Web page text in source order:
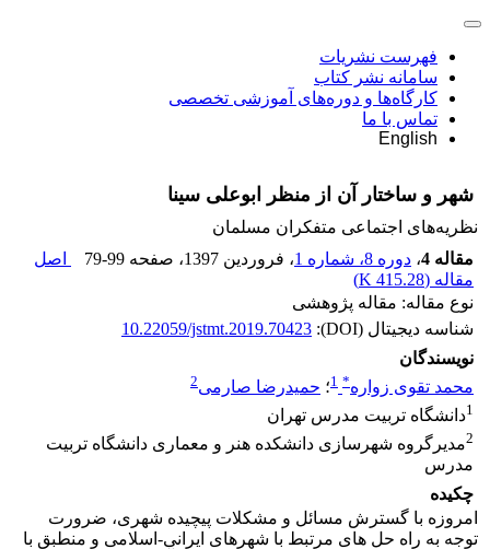
فهرست نشریات
سامانه نشر کتاب
کارگاه‌ها و دوره‌های آموزشی تخصصی
تماس با ما
English
شهر و ساختار آن از منظر ابوعلی سینا
نظریه‌های اجتماعی متفکران مسلمان
مقاله 4
، دوره 8، شماره 1 ، فروردین 1397 ، صفحه 79-99
اصل
مقاله (415.28 K
)
نوع مقاله: مقاله پژوهشی
شناسه دیجیتال (DOI):
10.22059/jstmt.2019.70423
نویسندگان
محمد تقوی زواره*
1؛ حمیدرضا صارمی2
1دانشگاه تربیت مدرس تهران
2مدیرگروه شهرسازی دانشکده هنر و معماری دانشگاه تربیت
مدرس
چکیده
امروزه با گسترش مسائل و مشکلات پیچیده شهری، ضرورت
توجه به راه حل های مرتبط با شهرهای ایرانی-اسلامی و منطبق با